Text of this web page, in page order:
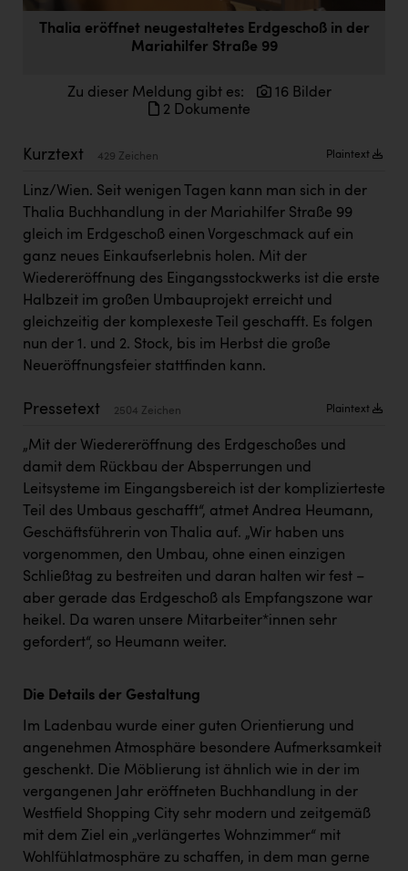
Doppler Gruppe
everfield
Fristads Austria
HIG Infomotion Group
IFE Austria GmbH
Immotech
INTERSPAR
INTERSPORT Austria
Jesolo
Karin Liedl
KEBA
KIWI Kinderwunsch Institut Dr. Loimer
KLIPP Frisör
Kleider Bauer
Kremsmüller Anlagenbau GmbH
Oldtimer Raststationen und Motorhotels
Österreichischer Kachelofenverband
Orlen
Passage Linz
PÜSPÖK
Thalia eröffnet neugestaltetes Erdgeschoß in der
Mariahilfer Straße 99
Zu dieser Meldung gibt es:
16 Bilder
2 Dokumente
Kurztext 429 Zeichen Plaintext
Linz/Wien. Seit wenigen Tagen kann man sich in der
Thalia Buchhandlung in der Mariahilfer Straße 99
gleich im Erdgeschoß einen Vorgeschmack auf ein
ganz neues Einkaufserlebnis holen. Mit der
Wiedereröffnung des Eingangsstockwerks ist die erste
Halbzeit im großen Umbauprojekt erreicht und
gleichzeitig der komplexeste Teil geschafft. Es folgen
nun der 1. und 2. Stock, bis im Herbst die große
Neueröffnungsfeier stattfinden kann.
Pressetext 2504 Zeichen Plaintext
„Mit der Wiedereröffnung des Erdgeschoßes und
damit dem Rückbau der Absperrungen und
Leitsysteme im Eingangsbereich ist der komplizierteste
Teil des Umbaus geschafft“, atmet Andrea Heumann,
Geschäftsführerin von Thalia auf. „Wir haben uns
vorgenommen, den Umbau, ohne einen einzigen
Schließtag zu bestreiten und daran halten wir fest –
aber gerade das Erdgeschoß als Empfangszone war
heikel. Da waren unsere Mitarbeiter*innen sehr
gefordert“, so Heumann weiter.
Die Details der Gestaltung
Im Ladenbau wurde einer guten Orientierung und
angenehmen Atmosphäre besondere Aufmerksamkeit
geschenkt. Die Möblierung ist ähnlich wie in der im
vergangenen Jahr eröffneten Buchhandlung in der
Westfield Shopping City sehr modern und zeitgemäß
mit dem Ziel ein „verlängertes Wohnzimmer“ mit
Wohlfühlatmosphäre zu schaffen, in dem man gerne